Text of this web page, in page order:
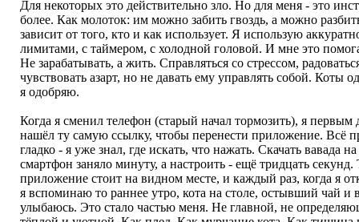
Для некоторых это действительно зло. Но для меня - это
более. Как молоток: им можно забить гвоздь, а можно
зависит от того, кто и как использует. Я использую
лимитами, с таймером, с холодной головой. И мне это
Не зарабатывать, а жить. Справляться со стрессом,
чувствовать азарт, но не давать ему управлять собой. Коты
я одобряю.
Когда я сменил телефон (старый начал тормозить), я первым
нашёл ту самую ссылку, чтобы перенести приложение. Всё
гладко - я уже знал, где искать, что нажать. Скачать вавада
смартфон заняло минуту, а настроить - ещё тридцать секунд.
приложение стоит на видном месте, и каждый раз, когда я
я вспоминаю то раннее утро, кота на столе, остывший чай
улыбаюсь. Это стало частью меня. Не главной, не